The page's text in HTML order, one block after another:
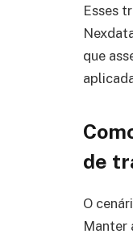
Esses
que
de
O
Manter